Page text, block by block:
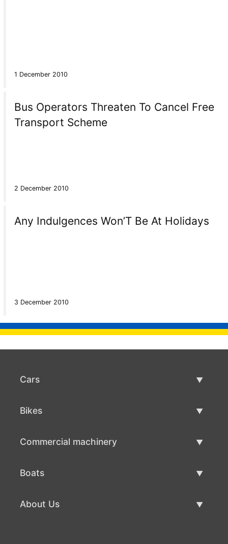
1 December 2010
Bus Operators Threaten To Cancel Free
Transport Scheme
2 December 2010
Any Indulgences Won’T Be At Holidays
3 December 2010
Cars
Bikes
Commercial machinery
Boats
About Us